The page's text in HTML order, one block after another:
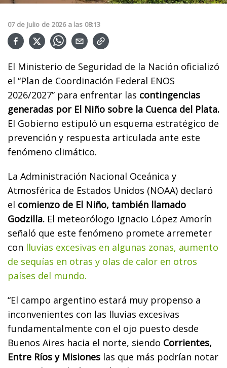
07 de Julio de 2026 a las 08:13
El Ministerio de Seguridad de la Nación oficializó
el “Plan de Coordinación Federal ENOS
2026/2027” para enfrentar las contingencias
generadas por El Niño sobre la Cuenca del Plata.
El Gobierno estipuló un esquema estratégico de
prevención y respuesta articulada ante este
fenómeno climático.
La Administración Nacional Oceánica y
Atmosférica de Estados Unidos (NOAA) declaró
el comienzo de El Niño, también llamado
Godzilla. El meteorólogo Ignacio López Amorín
señaló que este fenómeno promete arremeter
con lluvias excesivas en algunas zonas, aumento
de sequías en otras y olas de calor en otros
países del mundo.
“El campo argentino estará muy propenso a
inconvenientes con las lluvias excesivas
fundamentalmente con el ojo puesto desde
Buenos Aires hacia el norte, siendo Corrientes,
Entre Ríos y Misiones las que más podrían notar